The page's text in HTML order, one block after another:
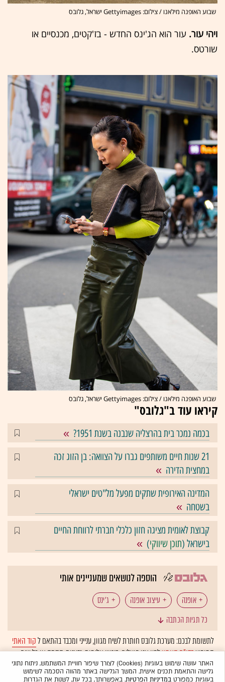
שבוע האופנה מילאנו / צילום: Gettyimages ישראל, גלובס
ויהי עור. עור הוא הג'ינס החדש - בז'קטים, מכנסיים או
שורטס.
שבוע האופנה מילאנו / צילום: Gettyimages ישראל, גלובס
קיראו עוד ב"גלובס"
בכמה נמכר בית בהרצליה שנבנה בשנת 1951?
21 שנות חיים משותפים גברו על הצוואה: בן הזוג זכה
במחצית הדירה
המדינה האירופית שתקים מפעל מל"טים ישראלי
בשטחה
קבוצת לאומית מציגה חזון כלכלי חברתי לרווחת החיים
בישראל (תוכן שיווקי)
הוספה לנושאים שמעניינים אותי
אופנה עיצוב אופנה
ג'ינס
כל תגיות הכתבה
לתשומת לבכם: מערכת גלובס חותרת לשיח מגוון, ענייני ומכבד בהתאם לקוד האתי
המופיעבדו"ח האמוןלפיו אנו פועלים. ביטויי אלימות, גזענות, הסתה או כל שיח
בלתי הולם אחר מסוננים בצורהאוטומטיתולא יפורסמו באתר.
האתר עושה שימוש בעוגיות (Cookies) לצורך שיפור חוויית המשתמש, ניתוח נתוני
גלישה והתאמת תכנים אישית. המשך הגלישה באתר מהווה הסכמה לשימוש
בעוגיות כמפורטבמדיניות הפרטיות. באפשרותך, בכל עת, לשנות את הגדרות